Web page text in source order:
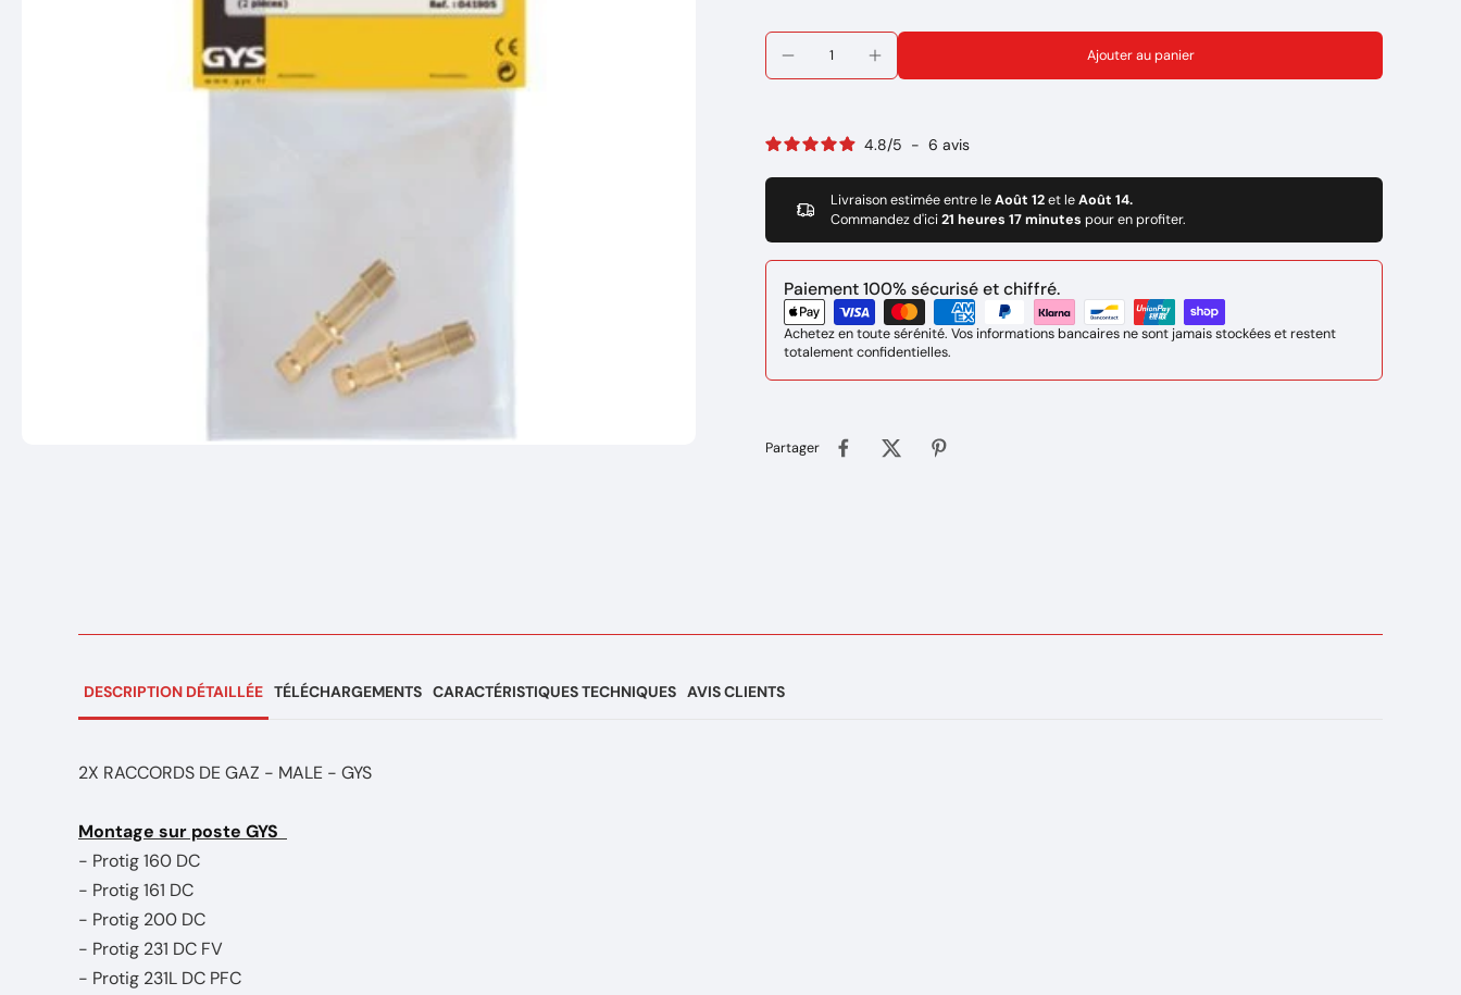
Ajouter au panier
4.8/5 - 6 avis
Livraison estimée entre leAoût 12et leAoût 14.
Commandez d'ici21 heures 17 minutes pour en profiter.
Paiement 100% sécurisé et chiffré.
Achetez en toute sérénité. Vos informations bancaires ne sont jamais stockées et restent
totalement confidentielles.
Partager
DESCRIPTION DÉTAILLÉE TÉLÉCHARGEMENTS CARACTÉRISTIQUES TECHNIQUES AVIS CLIENTS
2X RACCORDS DE GAZ - MALE - GYS
Montage sur poste GYS
- Protig 160 DC
- Protig 161 DC
- Protig 200 DC
- Protig 231 DC FV
- Protig 231L DC PFC